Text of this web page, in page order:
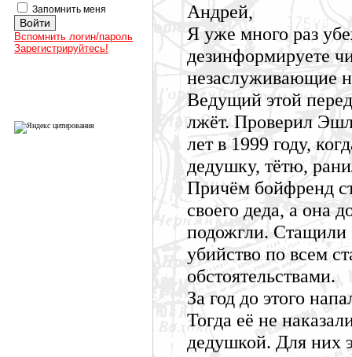
Запомнить меня
Вспомнить логин/пароль
Зарегистрируйтесь!
Андрей,
Я уже много раз
дезинформируете
незаслуживающие
Ведущий этой
лжёт. Проверил
лет в 1999 году,
дедушку, тётю,
Причём бойфренд
своего деда, а она
подожгли.
убийство по всем
обстоятельствами.
За год до этого
Тогда её не
дедушкой. Для них